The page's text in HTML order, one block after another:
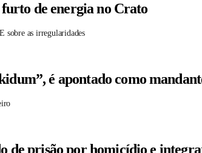
de energia no Crato
sobre as irregularidades
é apontado como
de prisão por homicídio e